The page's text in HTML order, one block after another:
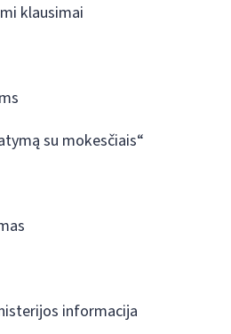
klausimai
su mokesčiais“
informacija